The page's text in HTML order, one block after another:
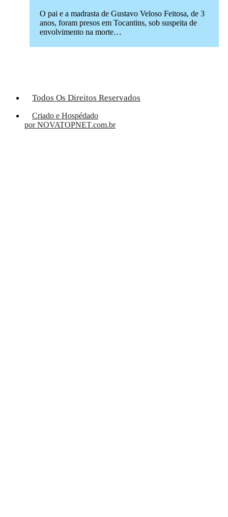
O pai e a madrasta de Gustavo Veloso Feitosa, de 3
anos, foram presos em Tocantins, sob suspeita de
envolvimento na morte…
Todos Os Direitos Reservados
Criado e Hospédado
por NOVATOPNET.com.br